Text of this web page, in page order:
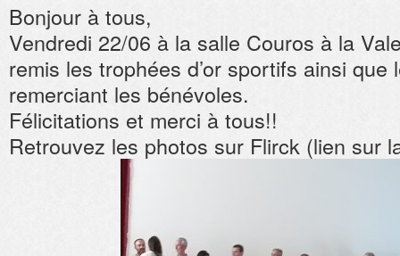
Bonjour à tous,
Vendredi 22/06 à la salle Couros à la
remis les trophées d’or sportifs ainsi que
remerciant les bénévoles.
Félicitations et merci à tous!!
Retrouvez les photos sur Flirck (lien sur